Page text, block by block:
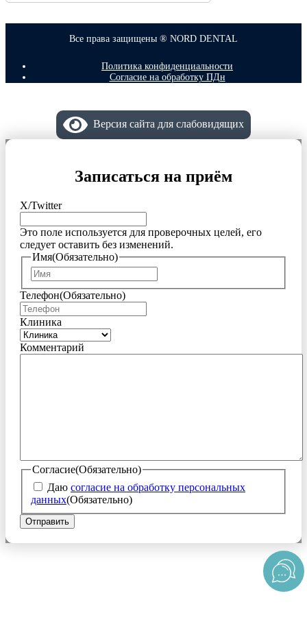
Все права защищены ® NORD DENTAL
Политика конфиденциальности
Согласие на обработку ПДн
Версия сайта для слабовидящих
Записаться на приём
X/Twitter
Это поле используется для проверочных целей, его
следует оставить без изменений.
Имя(Обязательно)
Телефон(Обязательно)
Клиника
Комментарий
Согласие(Обязательно)
Даю согласие на обработку персональных
данных(Обязательно)